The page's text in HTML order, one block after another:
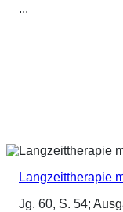
...
Langzeittherapie
Jg. 60, S. 54;